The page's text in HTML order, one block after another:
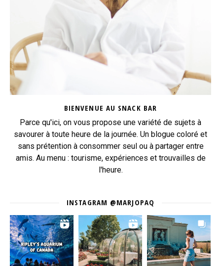
BIENVENUE AU SNACK BAR
Parce qu'ici, on vous propose une variété de sujets à
savourer à toute heure de la journée. Un blogue coloré et
sans prétention à consommer seul ou à partager entre
amis. Au menu : tourisme, expériences et trouvailles de
l'heure.
INSTAGRAM @MARJOPAQ